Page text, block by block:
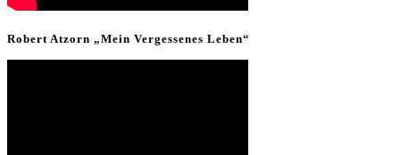
Robert Atzorn „Mein Vergessenes Leben“